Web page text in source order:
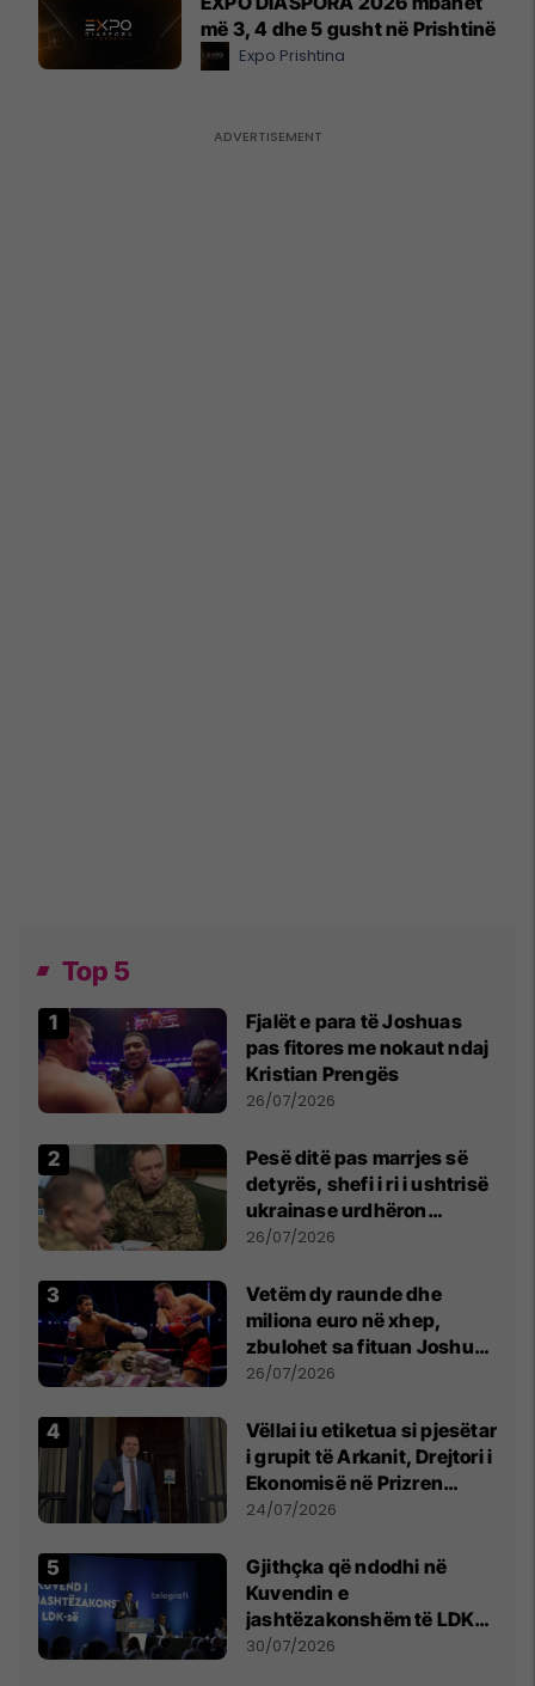
më 3, 4 dhe 5 gusht në Prishtinë
Expo Prishtina
Top 5
Fjalët e para të Joshuas
pas fitores me nokaut ndaj
Kristian Prengës
26/07/2026
Pesë ditë pas marrjes së
detyrës, shefi i ri i ushtrisë
ukrainase urdhëron
kontroll të madh
26/07/2026
Vetëm dy raunde dhe
miliona euro në xhep,
zbulohet sa fituan Joshua
e Prenga
26/07/2026
Vëllai iu etiketua si pjesëtar
i grupit të Arkanit, Drejtori i
Ekonomisë në Prizren
mohon pretendimet
24/07/2026
Gjithçka që ndodhi në
Kuvendin e
jashtëzakonshëm të LDK-
së
30/07/2026